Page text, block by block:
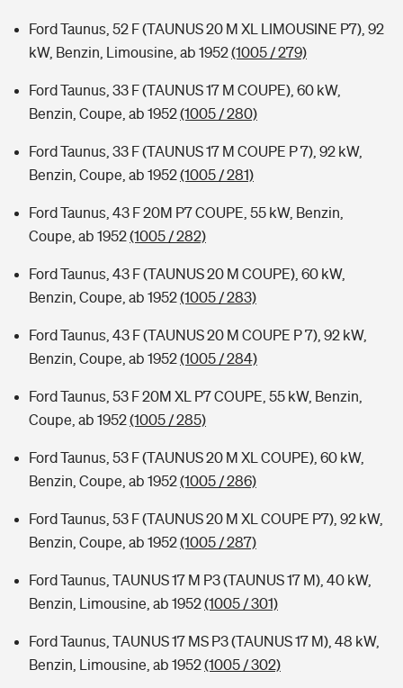
Ford Taunus, 52 F (TAUNUS 20 M XL LIMOUSINE P7), 92
kW, Benzin, Limousine, ab 1952(1005 / 279)
Ford Taunus, 33 F (TAUNUS 17 M COUPE), 60 kW,
Benzin, Coupe, ab 1952(1005 / 280)
Ford Taunus, 33 F (TAUNUS 17 M COUPE P 7), 92 kW,
Benzin, Coupe, ab 1952(1005 / 281)
Ford Taunus, 43 F 20M P7 COUPE, 55 kW, Benzin,
Coupe, ab 1952(1005 / 282)
Ford Taunus, 43 F (TAUNUS 20 M COUPE), 60 kW,
Benzin, Coupe, ab 1952(1005 / 283)
Ford Taunus, 43 F (TAUNUS 20 M COUPE P 7), 92 kW,
Benzin, Coupe, ab 1952(1005 / 284)
Ford Taunus, 53 F 20M XL P7 COUPE, 55 kW, Benzin,
Coupe, ab 1952(1005 / 285)
Ford Taunus, 53 F (TAUNUS 20 M XL COUPE), 60 kW,
Benzin, Coupe, ab 1952(1005 / 286)
Ford Taunus, 53 F (TAUNUS 20 M XL COUPE P7), 92 kW,
Benzin, Coupe, ab 1952(1005 / 287)
Ford Taunus, TAUNUS 17 M P3 (TAUNUS 17 M), 40 kW,
Benzin, Limousine, ab 1952(1005 / 301)
Ford Taunus, TAUNUS 17 MS P3 (TAUNUS 17 M), 48 kW,
Benzin, Limousine, ab 1952(1005 / 302)